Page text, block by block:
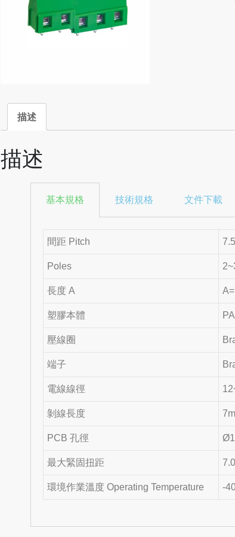
描述
描述
基本規格 技術規格 文件下載
間距 Pitch
Poles
長度 A
塑膠本體
壓線圈
端子
電線線徑
剝線長度
PCB 孔徑
最大緊固扭距
環境作業溫度 Operating Temperature -